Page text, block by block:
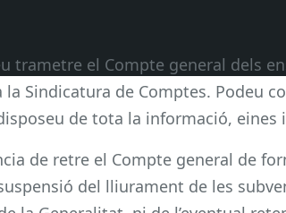
trametre el Compte general dels
la Sindicatura de Comptes. Podeu
de tota la informació,
de retre el Compte general de
del lliurament de les